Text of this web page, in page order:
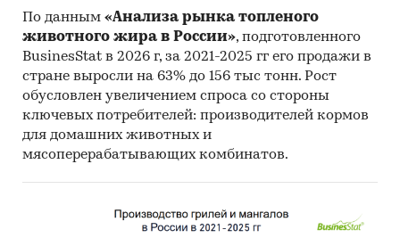
Результаты исследований DISCOVERY
Research Group.
Объем и структура выборки
Процедура контент-анализа документов не
предполагает расчета объема выборочной
совокупности. Обработке и анализу подлежат
все доступные исследователю документы.
пригодная к дальнейшему использованию
база
По данным «Анализа рынка топленого
животного жира в России», подготовленного
BusinesStat в 2026 г, за 2021-2025 гг его продажи в
стране выросли на 63% до 156 тыс тонн. Рост
обусловлен увеличением спроса со стороны
ключевых потребителей: производителей кормов
для домашних животных и
мясоперерабатывающих комбинатов.